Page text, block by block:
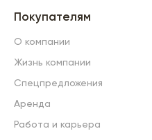
Покупателям
О компании
Жизнь компании
Спецпредложения
Аренда
Работа и карьера